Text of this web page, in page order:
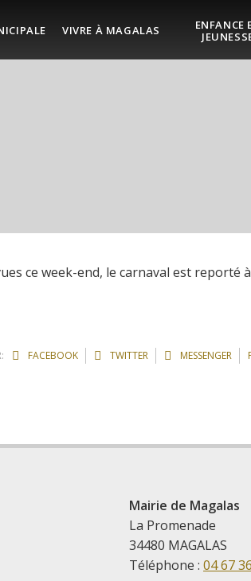
VIVRE À MAGALAS
ENFANCE
ce week-end, le carnaval est reporté
FACEBOOK TWITTER MESSENGER
Mairie de Magalas
La Promenade
34480 MAGALAS
Téléphone : 04 67